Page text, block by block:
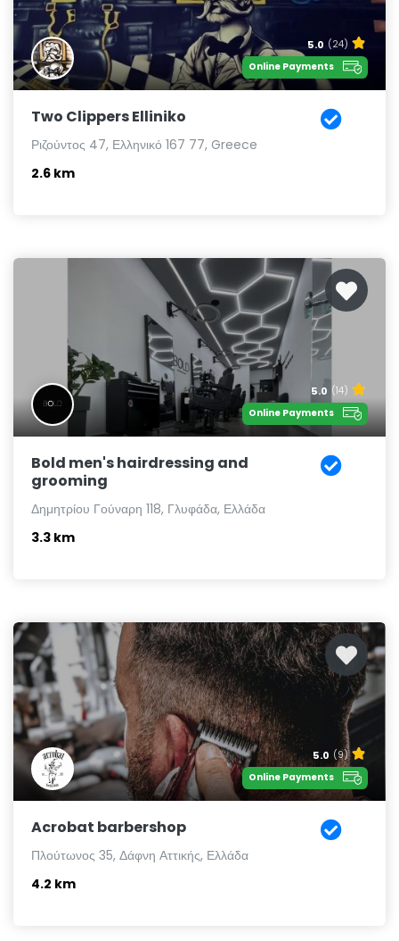
5.0 (24)
Online Payments
Two Clippers Elliniko
Ριζούντος 47, Ελληνικό 167 77, Greece
2.6 km
5.0 (14)
Online Payments
Bold men's hairdressing and
grooming
Δημητρίου Γούναρη 118, Γλυφάδα, Ελλάδα
3.3 km
5.0 (9)
Online Payments
Acrobat barbershop
Πλούτωνος 35, Δάφνη Αττικής, Ελλάδα
4.2 km